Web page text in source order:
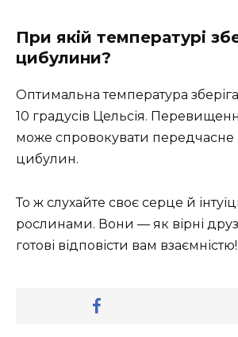
При якій температурі
цибулини?
Оптимальна температура
10 градусів Цельсія.
може спровокувати передчасне
цибулин.
То ж слухайте своє серце й
рослинами. Вони — як вірні
готові відповісти вам взаємністю!